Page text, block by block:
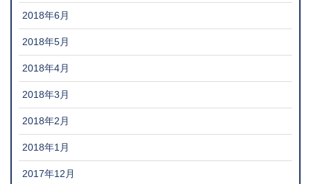
2018年6月
2018年5月
2018年4月
2018年3月
2018年2月
2018年1月
2017年12月